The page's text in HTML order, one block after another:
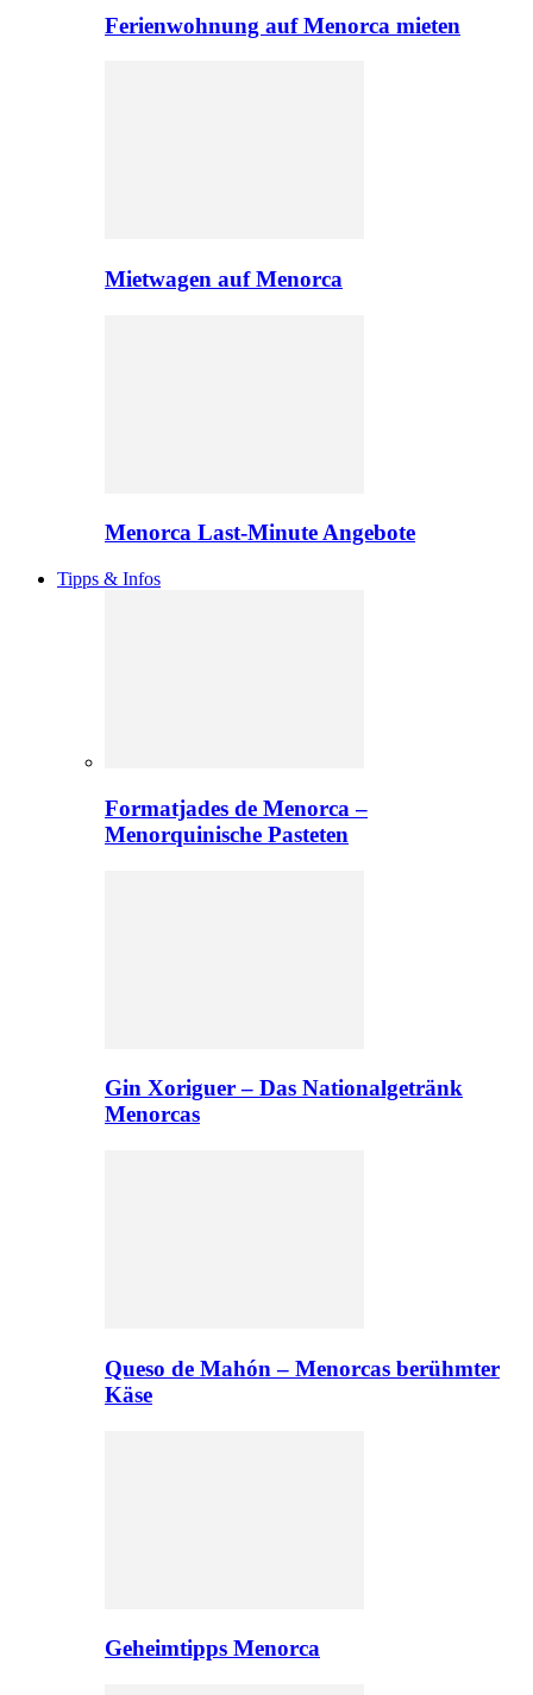
Ferienwohnung auf Menorca mieten
Mietwagen auf Menorca
Menorca Last-Minute Angebote
Tipps & Infos
Formatjades de Menorca –
Menorquinische Pasteten
Gin Xoriguer – Das Nationalgetränk
Menorcas
Queso de Mahón – Menorcas berühmter
Käse
Geheimtipps Menorca